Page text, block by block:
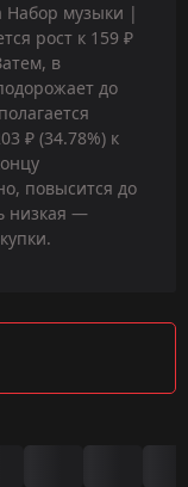
Набор музыки |
рост к 159 ₽
в
до
₽ (34.78%) к
повысится до
низкая —